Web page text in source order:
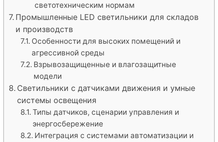
светотехническим нормам
Промышленные LED светильники для складов
и производств
Особенности для высоких помещений и
агрессивной среды
Взрывозащищенные и влагозащитные
модели
Светильники с датчиками движения и умные
системы освещения
Типы датчиков, сценарии управления и
энергосбережение
Интеграция с системами автоматизации и